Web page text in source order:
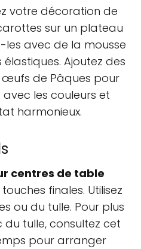
votre décoration de
sur un plateau
les avec de la mousse
Ajoutez des
de Pâques pour
les couleurs et
harmonieux.
centres de table
finales. Utilisez
ou du tulle. Pour plus
tulle, consultez cet
pour arranger